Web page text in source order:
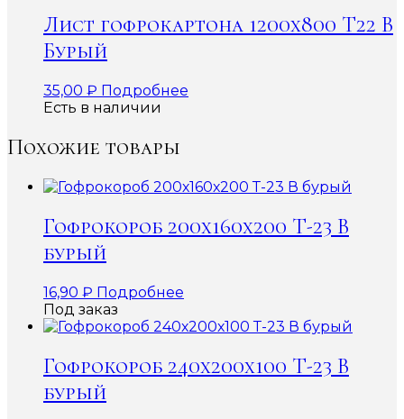
Лист гофрокартона 1200х800 Т22 В
Бурый
35,00 ₽ Подробнее
Есть в наличии
Похожие товары
Гофрокороб 200х160х200 Т-23 В
бурый
16,90 ₽ Подробнее
Под заказ
Гофрокороб 240х200х100 Т-23 В
бурый